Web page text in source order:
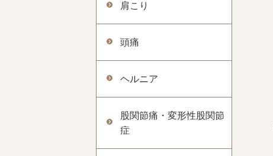
肩こり
頭痛
ヘルニア
股関節痛・変形性股関節
症